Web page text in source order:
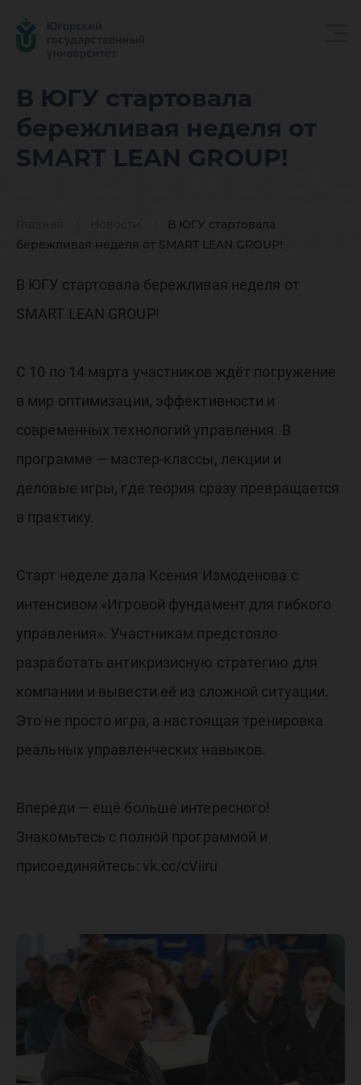
В ЮГУ стартовала
бережливая неделя от
SMART LEAN GROUP!
В ЮГУ стартовала
бережливая неделя от SMART LEAN GROUP!
В ЮГУ
неделя
SMART
LEAN
GROUP!
В ЮГУ стартовала бережливая неделя от
SMART LEAN GROUP!
С 10 по 14 марта участников ждёт погружение
в мир оптимизации, эффективности и
современных технологий управления. В
программе — мастер-классы, лекции и
деловые игры, где теория сразу превращается
в практику.
Старт неделе дала Ксения Измоденова с
интенсивом «Игровой фундамент для гибкого
управления». Участникам предстояло
разработать антикризисную стратегию для
компании и вывести её из сложной ситуации.
Это не просто игра, а настоящая тренировка
реальных управленческих навыков.
Впереди — ещё больше интересного!
Знакомьтесь с полной программой и
присоединяйтесь: vk.cc/cViiru